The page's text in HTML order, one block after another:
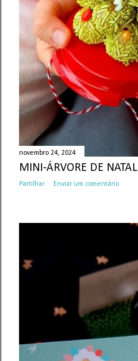
novembro 24, 2024
MINI-ÁRVORE DE NATAL
Partilhar Enviar um comentário